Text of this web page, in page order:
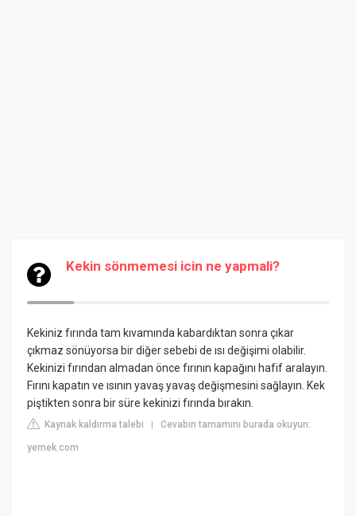
Kekin sönmemesi icin ne yapmali?
Kekiniz fırında tam kıvamında kabardıktan sonra çıkar
çıkmaz sönüyorsa bir diğer sebebi de ısı değişimi olabilir.
Kekinizi fırından almadan önce fırının kapağını hafif aralayın.
Fırını kapatın ve ısının yavaş yavaş değişmesini sağlayın. Kek
piştikten sonra bir süre kekinizi fırında bırakın.
Kaynak kaldırma talebi |Cevabın tamamını burada okuyun:
yemek.com